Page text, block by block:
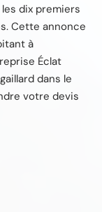
dix premiers
Cette annonce
à
Éclat
dans le
votre devis